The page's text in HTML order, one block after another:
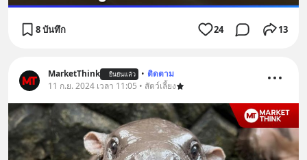
8 บันทึก 24 13
MarketThink ยืนยันแล้ว • ติดตาม
11 ก.ย. 2024 เวลา 11:05 • สัตว์เลี้ยง